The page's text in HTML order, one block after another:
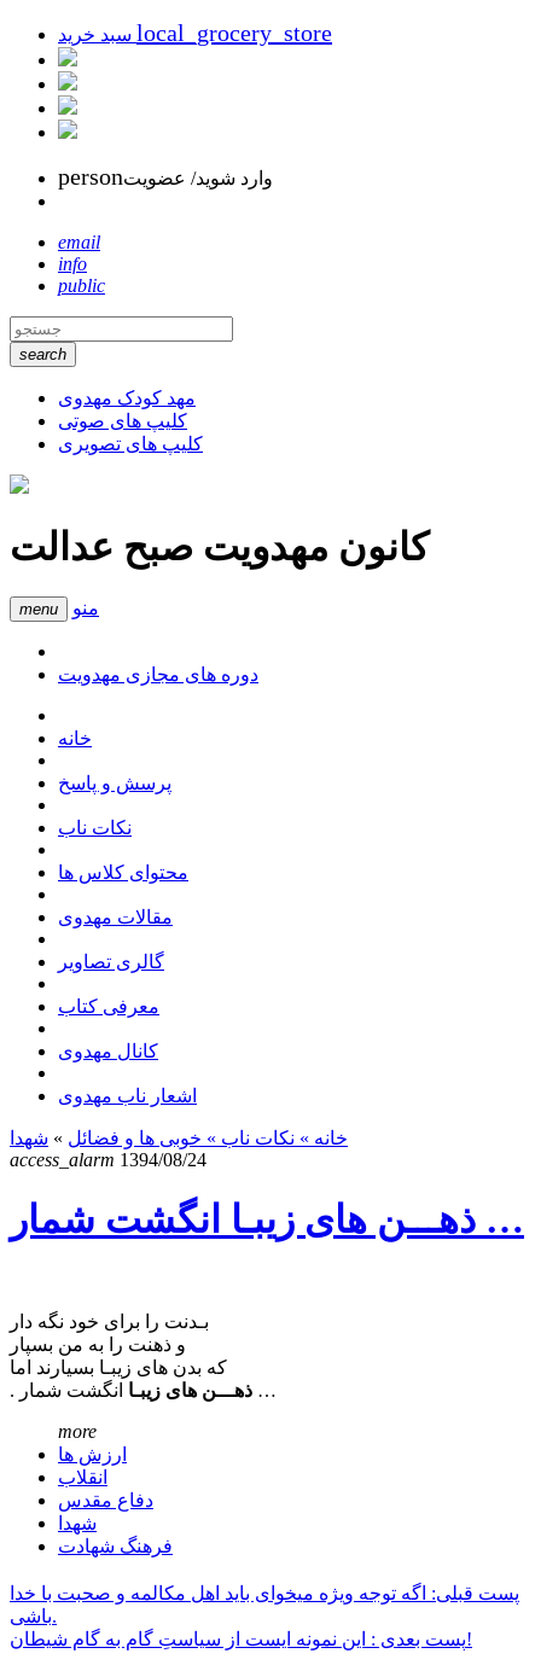
local_grocery_store
personوارد شوید/ عضویت
email
info
public
search
مهد کودک مهدوی
کلیپ های صوتی
کلیپ های تصویری
کانون مهدویت صبح عدالت
menu منو
دوره های مجازی مهدویت
خانه
پرسش و پاسخ
نکات ناب
محتوای کلاس ها
مقالات مهدوی
گالری تصاویر
معرفی کتاب
کانال مهدوی
اشعار ناب مهدوی
خانه » نکات ناب » خوبی ها و فضائل » شهدا
access_alarm 1394/08/24
ذهـــن های زیبـا انگشت شمار …
بـدنت را برای خود نگه دار
و ذهنت را به من بسپار
که بدن های زیبـا بسیارند اما
.
ذهـــن های زیبـا انگشت شمار …
more
ارزش ها
انقلاب
دفاع مقدس
شهدا
فرهنگ شهادت
پست قبلی: اگه توجه ویژه میخوای باید اهل مکالمه و صحبت با خدا
باشی.
پست بعدی : این نمونه ایست از سیاستِ گام به گام شیطان!